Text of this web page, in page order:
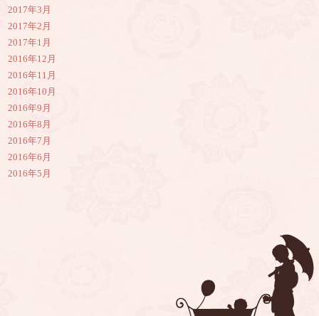
2017年3月
2017年2月
2017年1月
2016年12月
2016年11月
2016年10月
2016年9月
2016年8月
2016年7月
2016年6月
2016年5月